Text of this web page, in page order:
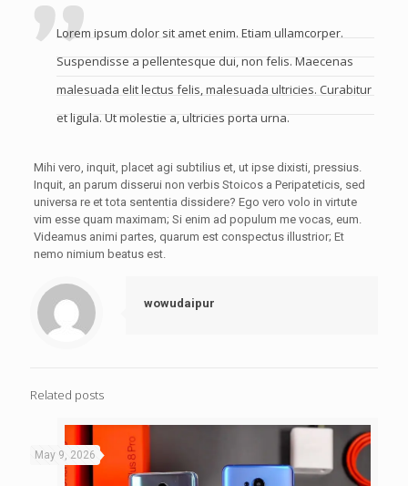
Lorem ipsum dolor sit amet enim. Etiam ullamcorper.
Suspendisse a pellentesque dui, non felis. Maecenas
malesuada elit lectus felis, malesuada ultricies. Curabitur
et ligula. Ut molestie a, ultricies porta urna.
Mihi vero, inquit, placet agi subtilius et, ut ipse dixisti, pressius.
Inquit, an parum disserui non verbis Stoicos a Peripateticis, sed
universa re et tota sententia dissidere? Ego vero volo in virtute
vim esse quam maximam; Si enim ad populum me vocas, eum.
Videamus animi partes, quarum est conspectus illustrior; Et
nemo nimium beatus est.
wowudaipur
Related posts
May 9, 2026